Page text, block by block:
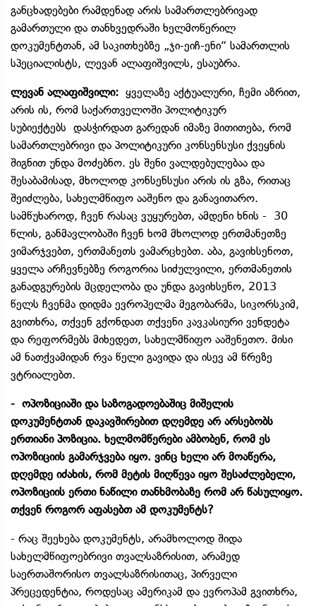
განცხადებები რამდენად არის სამართლებრივად
გამართული და თანხვედრაში ხელმოწერილ
დოკუმენტთან, ამ საკითხებზე „ჯი-ეიჩ-ენი“ სამართლის
სპეციალისტს, ლევან ალაფიშვილს, ესაუბრა.
ლევან ალაფიშვილი: ყველაზე აქტუალური, ჩემი აზრით,
არის ის, რომ საქართველოში პოლიტიკურ
სუბიექტებს დასჭირდათ გარედან იმაზე მითითება, რომ
სამართლებრივი და პოლიტიკური კონსენსუსი ქვეყნის
შიგნით უნდა მოძებნო. ეს შენი ვალდებულებაა და
შესაბამისად, მხოლოდ კონსენსუსი არის ის გზა, რითაც
შეიძლება, სახელმწიფო ააშენო და განავითარო.
სამწუხაროდ, ჩვენ რასაც ვუყურებთ, ამდენი ხნის - 30
წლის, განმავლობაში ჩვენ ხომ მხოლოდ ერთმანეთზე
ვიმარჯვებთ, ერთმანეთს ვამარცხებთ. აბა, გავიხსენოთ,
ყველა არჩევნებზე როგორია სიძულვილი, ერთმანეთის
განადგურების მცდელობა და უნდა გავიხსენო, 2013
წელს ჩვენმა დიდმა ევროპელმა მეგობარმა, სიკორსკიმ,
გვითხრა, თქვენ გქონდათ თქვენი კავკასიური ვენდეტა
და რეფორმებს მიხედეთ, სახელმწიფო ააშენეთო. მისი
ამ ნათქვამიდან რვა წელი გავიდა და ისევ ამ წრეზე
ვტრიალებთ.
- ოპოზიციაში და საზოგადოებაშიც მიშელის
დოკუმენტთან დაკავშირებით დღემდე არ არსებობს
ერთიანი პოზიცია. ხელმომწერები ამბობენ, რომ ეს
ოპოზიციის გამარჯვება იყო. ვინც ხელი არ მოაწერა,
დღემდე იძახის, რომ მეტის მიღწევა იყო შესაძლებელი,
ოპოზიციის ერთი ნაწილი თანხმობაზე რომ არ წასულიყო.
თქვენ როგორ აფასებთ ამ დოკუმენტს?
- რაც შეეხება დოკუმენტს, არამხოლოდ შიდა
სახელმწიფოებრივი თვალსაზრისით, არამედ
საერთაშორისო თვალსაზრისითაც, პირველი
პრეცედენტია, როდესაც ამერიკამ და ევროპამ გვითხრა,